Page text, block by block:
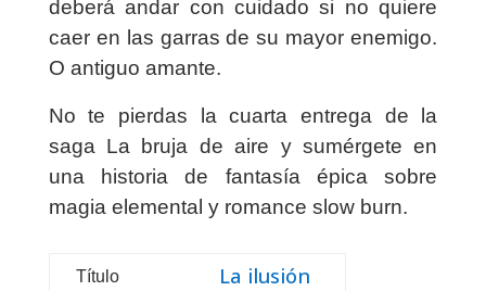
deberá andar con cuidado si no quiere
caer en las garras de su mayor enemigo.
O antiguo amante.
No te pierdas la cuarta entrega de la
saga La bruja de aire y sumérgete en
una historia de fantasía épica sobre
magia elemental y romance slow burn.
Título
La ilusión